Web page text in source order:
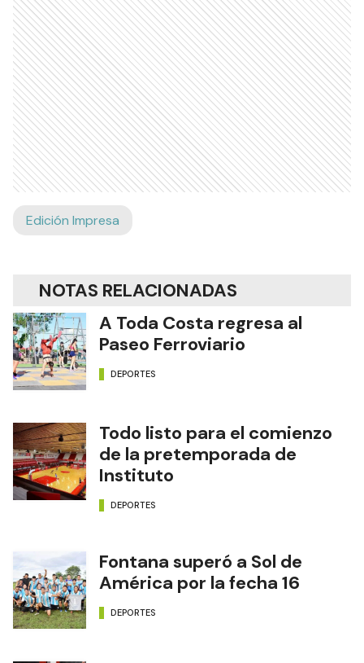
Edición Impresa
NOTAS RELACIONADAS
A Toda Costa regresa al
Paseo Ferroviario
DEPORTES
Todo listo para el comienzo
de la pretemporada de
Instituto
DEPORTES
Fontana superó a Sol de
América por la fecha 16
DEPORTES